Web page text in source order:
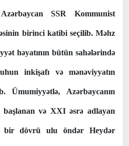
SSR Kommunist
birinci katibi seçilib. Məhz
həyatının bütün sahələrində
inkişafı və mənəviyyatın
Ümumiyyətlə, Azərbaycanın
başlanan və XXI əsrə adlayan
dövrü ulu öndər Heydər